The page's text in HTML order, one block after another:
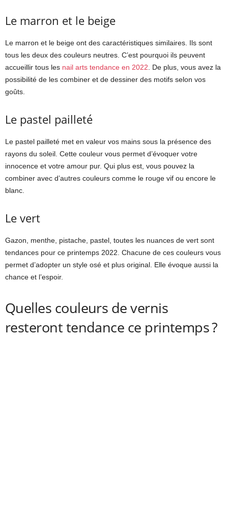
Le marron et le beige
Le marron et le beige ont des caractéristiques similaires. Ils sont
tous les deux des couleurs neutres. C’est pourquoi ils peuvent
accueillir tous les nail arts tendance en 2022 . De plus, vous avez la
possibilité de les combiner et de dessiner des motifs selon vos
goûts.
Le pastel pailleté
Le pastel pailleté met en valeur vos mains sous la présence des
rayons du soleil. Cette couleur vous permet d’évoquer votre
innocence et votre amour pur. Qui plus est, vous pouvez la
combiner avec d’autres couleurs comme le rouge vif ou encore le
blanc.
Le vert
Gazon, menthe, pistache, pastel, toutes les nuances de vert sont
tendances pour ce printemps 2022. Chacune de ces couleurs vous
permet d’adopter un style osé et plus original. Elle évoque aussi la
chance et l’espoir.
Quelles couleurs de vernis
resteront tendance ce printemps ?